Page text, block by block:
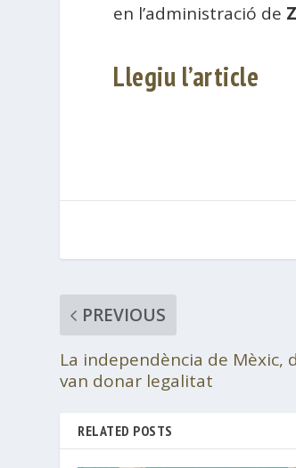
en l’administració de
Llegiu l’article
PREVIOUS
La independència de Mèxic,
van donar legalitat
RELATED POSTS